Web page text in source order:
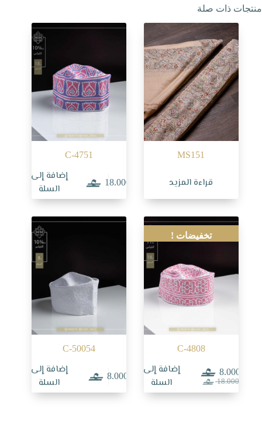
منتجات ذات صلة
MS151
قراءة المزيد
C-4751
18.000
إضافة إلى
السلة
تخفيضات !
C-4808
18.000السعر
الأصلي
8.000
السعر
الحالي
إضافة إلى
السلة
C-50054
8.000
إضافة إلى
السلة